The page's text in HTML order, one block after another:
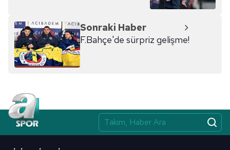
Sonraki Haber
F.Bahçe'de sürpriz gelişme!